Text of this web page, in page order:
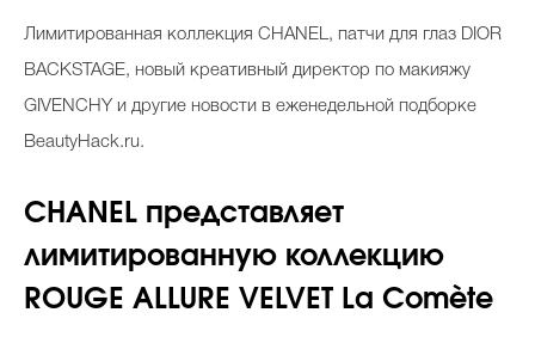
Вопрос эксперту
Папа может
Бьютихакер / Мама-хакер
Лимитированная коллекция CHANEL, патчи для глаз DIOR
BACKSTAGE, новый креативный директор по макияжу
GIVENCHY и другие новости в еженедельной подборке
BeautyHack.ru.
CHANEL представляет
лимитированную коллекцию
ROUGE ALLURE VELVET La Comète